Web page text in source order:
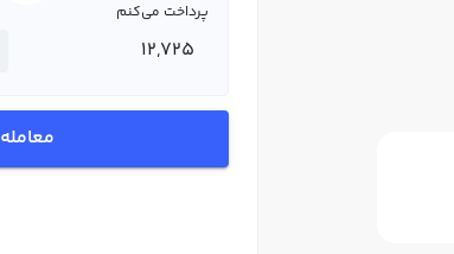
پرداخت می‌کنم
معامله